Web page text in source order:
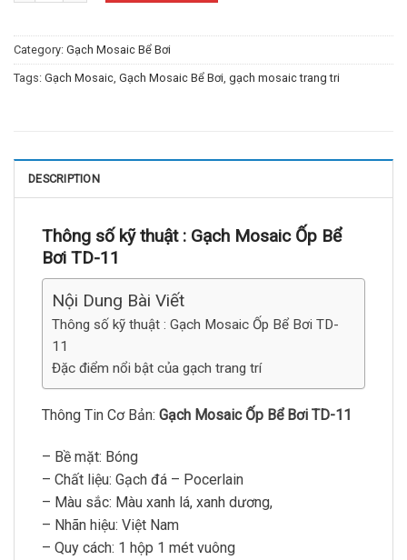
Category: Gạch Mosaic Bể Bơi
Tags: Gạch Mosaic, Gạch Mosaic Bể Bơi, gạch mosaic trang tri
DESCRIPTION
Thông số kỹ thuật : Gạch Mosaic Ốp Bể
Bơi TD-11
Nội Dung Bài Viết
Thông số kỹ thuật : Gạch Mosaic Ốp Bể Bơi TD-
11
Đặc điểm nổi bật của gạch trang trí
Thông Tin Cơ Bản: Gạch Mosaic Ốp Bể Bơi TD-11
– Bề mặt: Bóng
– Chất liệu: Gạch đá – Pocerlain
– Màu sắc: Màu xanh lá, xanh dương,
– Nhãn hiệu: Việt Nam
– Quy cách: 1 hộp 1 mét vuông